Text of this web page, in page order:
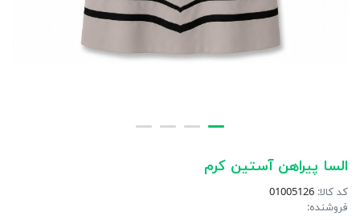
السا پیراهن آستین کرم
کد کالا: 01005126
فروشنده: